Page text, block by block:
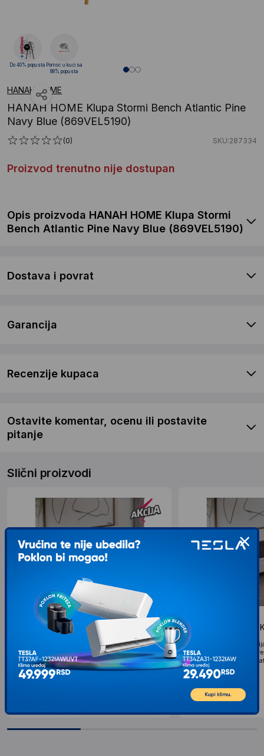
HANAH HOME
HANAH HOME Klupa Stormi Bench Atlantic Pine
Navy Blue (869VEL5190)
(0) SKU:287334
Proizvod trenutno nije dostupan
Do 40% popusta Pomoć u kući sa
88% popusta
Opis proizvoda HANAH HOME Klupa Stormi
Bench Atlantic Pine Navy Blue (869VEL5190)
Dostava i povrat
Garancija
Recenzije kupaca
Ostavite komentar, ocenu ili postavite
pitanje
Slični proizvodi
ATELIER DEL SOFA Klupa Pearl
Specifikacija Klupa Materijal: 100%
Visokokvalitetna iverica presvučena melaminom
Debljina iverice: 18 mm Materijal tkanine: 100%
Poliester Punjenje:...
ATELIER DEL
Specifikacija Klupa
Visokokvalitetna iverica
Debljina iverice: 18 mm
Poliester Punjenje:...
12.027